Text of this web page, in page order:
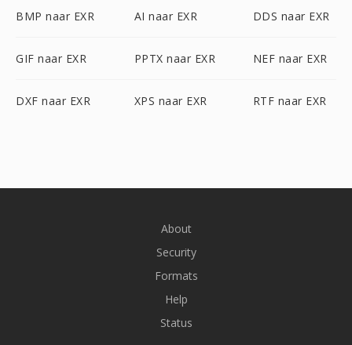
BMP naar EXR AI naar EXR DDS naar EXR
GIF naar EXR PPTX naar EXR NEF naar EXR
DXF naar EXR XPS naar EXR RTF naar EXR
About
Security
Formats
Help
Status